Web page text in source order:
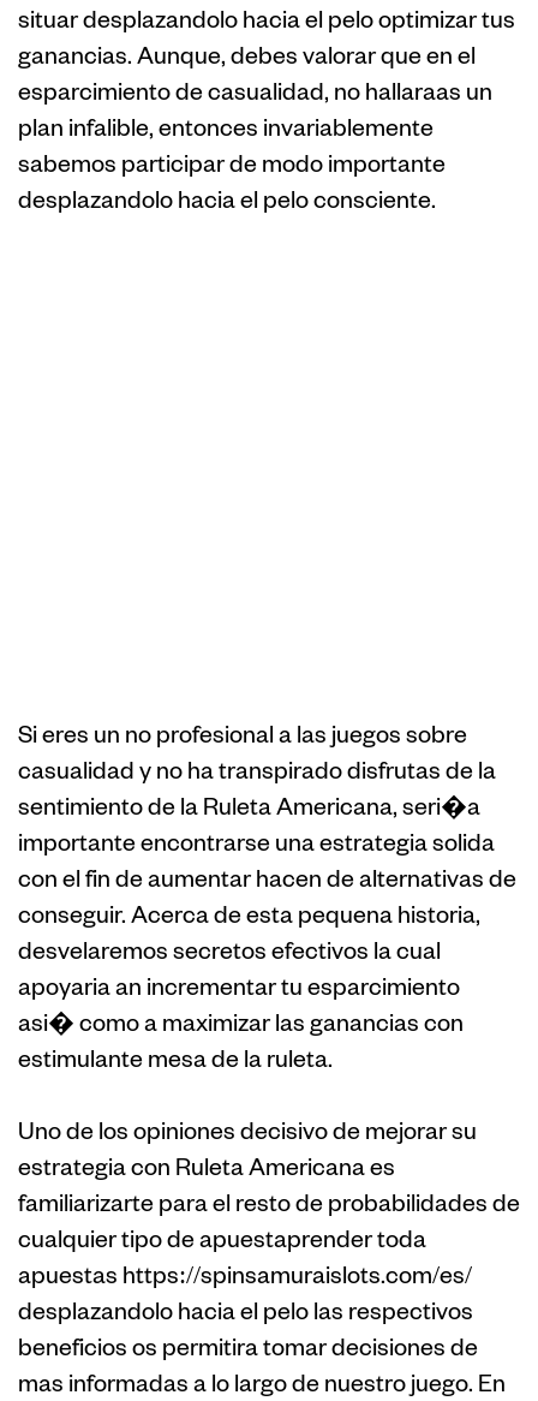
situar desplazandolo hacia el pelo optimizar tus
ganancias. Aunque, debes valorar que en el
esparcimiento de casualidad, no hallaraas un
plan infalible, entonces invariablemente
sabemos participar de modo importante
desplazandolo hacia el pelo consciente.
Si eres un no profesional a las juegos sobre
casualidad y no ha transpirado disfrutas de la
sentimiento de la Ruleta Americana, seri�a
importante encontrarse una estrategia solida
con el fin de aumentar hacen de alternativas de
conseguir. Acerca de esta pequena historia,
desvelaremos secretos efectivos la cual
apoyaria an incrementar tu esparcimiento
asi� como a maximizar las ganancias con
estimulante mesa de la ruleta.
Uno de los opiniones decisivo de mejorar su
estrategia con Ruleta Americana es
familiarizarte para el resto de probabilidades de
cualquier tipo de apuestaprender toda
apuestas https://spinsamuraislots.com/es/
desplazandolo hacia el pelo las respectivos
beneficios os permitira tomar decisiones de
mas informadas a lo largo de nuestro juego. En